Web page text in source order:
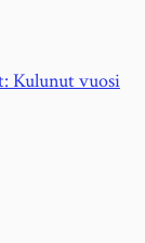
Kulunut vuosi